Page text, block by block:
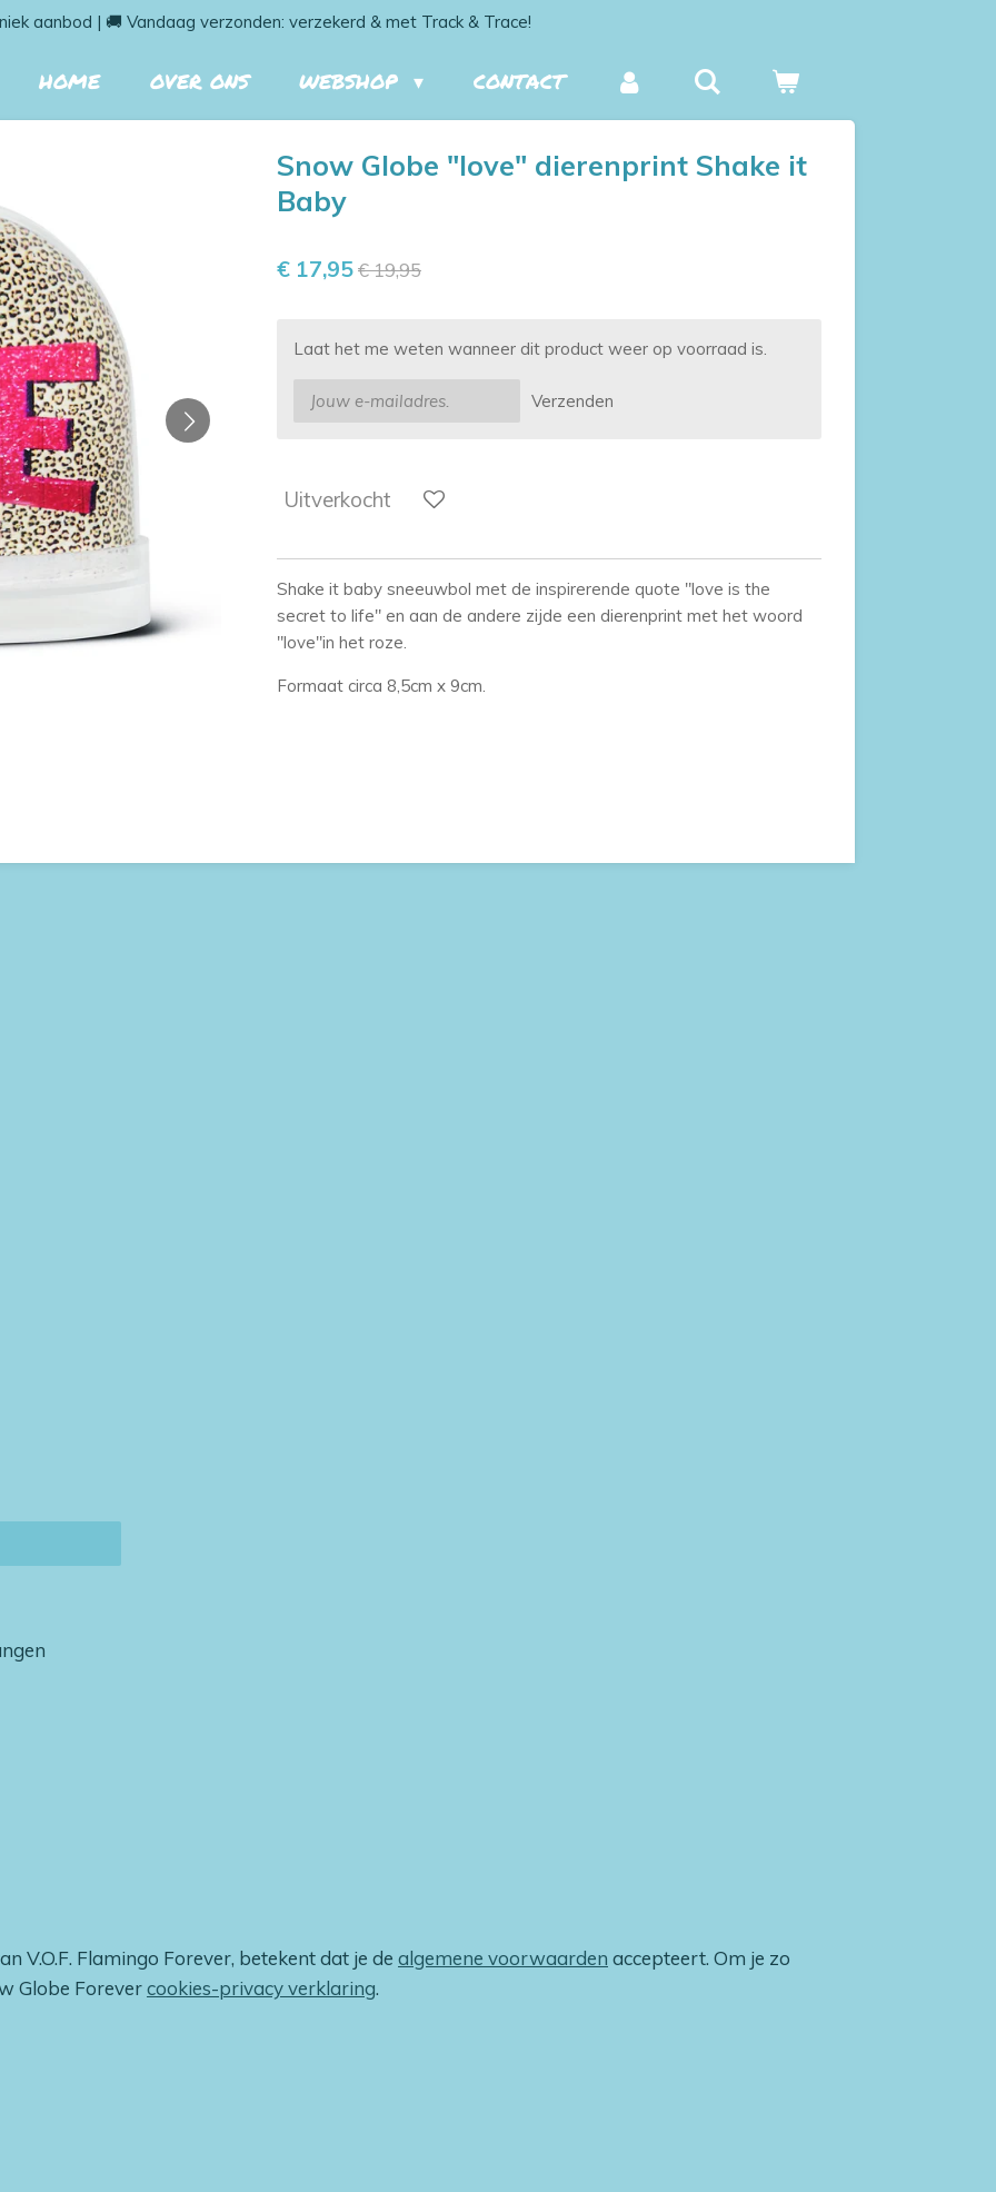
aanbod | 🚚 Vandaag verzonden: verzekerd & met Track & Trace!
HOME OVER ONS WEBSHOP CONTACT
Snow Globe "love" dierenprint Shake it
Baby
€ 17,95€ 19,95
Laat het me weten wanneer dit product weer op voorraad is.
Verzenden
Uitverkocht
Shake it baby sneeuwbol met de inspirerende quote "love is the
secret to life" en aan de andere zijde een dierenprint met het woord
"love"in het roze.
Formaat circa 8,5cm x 9cm.
V.O.F. Flamingo Forever, betekent dat je de algemene voorwaarden accepteert. Om je zo
Globe Forevercookies-privacy verklaring.